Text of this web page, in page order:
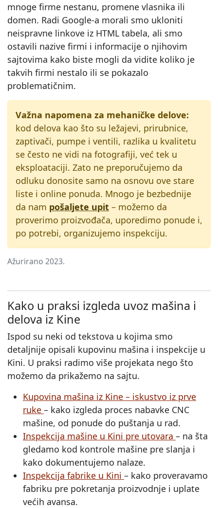
mnoge firme nestanu, promene vlasnika ili
domen. Radi Google-a morali smo ukloniti
neispravne linkove iz HTML tabela, ali smo
ostavili nazive firmi i informacije o njihovim
sajtovima kako biste mogli da vidite koliko je
takvih firmi nestalo ili se pokazalo
problematičnim.
Važna napomena za mehaničke delove:
kod delova kao što su ležajevi, prirubnice,
zaptivači, pumpe i ventili, razlika u kvalitetu
se često ne vidi na fotografiji, već tek u
eksploataciji. Zato ne preporučujemo da
odluku donosite samo na osnovu ove stare
liste i online ponuda. Mnogo je bezbednije
da nam pošaljete upit – možemo da
proverimo proizvođača, uporedimo ponude i,
po potrebi, organizujemo inspekciju.
Ažurirano 2023.
Kako u praksi izgleda uvoz mašina i
delova iz Kine
Ispod su neki od tekstova u kojima smo
detaljnije opisali kupovinu mašina i inspekcije u
Kini. U praksi radimo više projekata nego što
možemo da prikažemo na sajtu.
Kupovina mašina iz Kine – iskustvo iz prve
ruke – kako izgleda proces nabavke CNC
mašine, od ponude do puštanja u rad.
Inspekcija mašine u Kini pre utovara – na šta
gledamo kod kontrole mašine pre slanja i
kako dokumentujemo nalaze.
Inspekcija fabrike u Kini – kako proveravamo
fabriku pre pokretanja proizvodnje i uplate
većih avansa.